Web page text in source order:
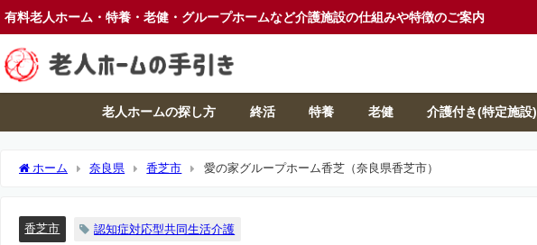
有料老人ホーム・特養・老健・グループホームなど介護施設の仕組みや特徴のご案内
老人ホームの探し方 終活 特養 老健 介護付き(特定施設)
ホーム 奈良県 香芝市 愛の家グループホーム香芝（奈良県香芝市）
香芝市 認知症対応型共同生活介護